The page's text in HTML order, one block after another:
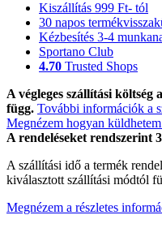
Kiszállítás 999 Ft- tól
30 napos
Kézbesítés 3-4
Sportano Club
4.70 Trusted Shops
A végleges szállítási költség
függ. További információk a
Megnézem hogyan
A rendeléseket rendszerint
A szállítási idő a termék
kiválasztott szállítási módtól
Megnézem a részletes